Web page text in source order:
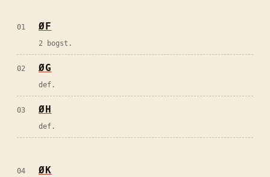
01 ØF
2 bogst.
02 ØG
def.
03 ØH
def.
04 ØK